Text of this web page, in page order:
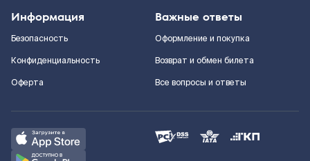
Информация
Безопасность
Конфиденциальность
Оферта
Важные ответы
Оформление и покупка
Возврат и обмен билета
Все вопросы и ответы